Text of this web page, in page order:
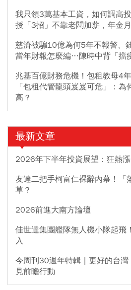
我只領3萬基本工資，如何調高
授「3招」不靠老闆加薪，年金
慈濟被騙10億為何5年不報警、
當年財報怎麼編…陳時中背「擋
兆基百億財務危機！包租教母4
「包租代管龍頭岌岌可危」：
高？
最新文章
2026年下半年投資展望：狂熱
友達二把手柯富仁裸辭內幕！「
草？
2026前進大南方論壇
佳世達集團艦隊無人機小隊起飛
入
今周刊30週年特輯｜更好的台
見前瞻行動